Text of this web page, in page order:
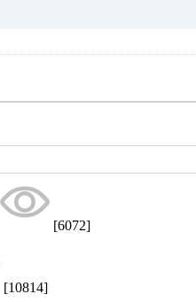
[6072]
[10814]